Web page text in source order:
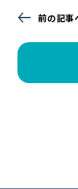
前の記事